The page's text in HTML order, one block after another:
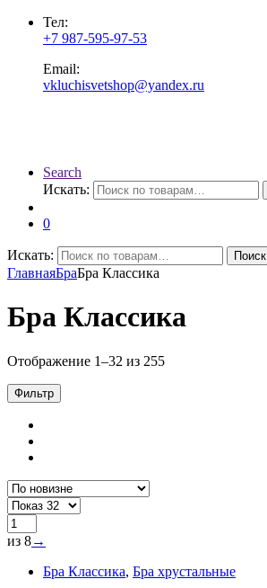
Тел:
+7 987-595-97-53
Email:
vkluchisvetshop@yandex.ru
Search
Искать:
0
Искать: Поиск
ГлавнаяБраБра Классика
Бра Классика
Отображение 1–32 из 255
Фильтр
из 8→
Бра Классика, Бра хрустальные